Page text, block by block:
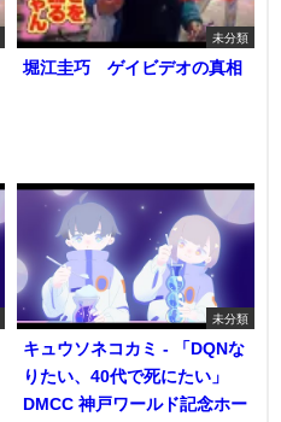
未分類
堀江圭巧 ゲイビデオの真相
未分類
キュウソネコカミ - 「DQNな
りたい、40代で死にたい」
DMCC 神戸ワールド記念ホー